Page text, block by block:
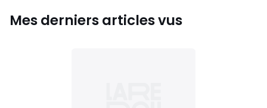
Mes derniers articles vus